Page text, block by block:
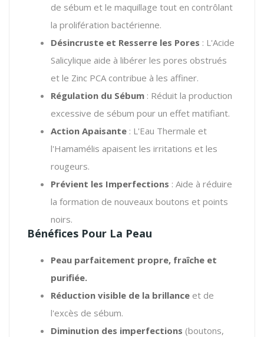
de sébum et le maquillage tout en contrôlant
la prolifération bactérienne.
Désincruste et Resserre les Pores : L'Acide
Salicylique aide à libérer les pores obstrués
et le Zinc PCA contribue à les affiner.
Régulation du Sébum : Réduit la production
excessive de sébum pour un effet matifiant.
Action Apaisante : L'Eau Thermale et
l'Hamamélis apaisent les irritations et les
rougeurs.
Prévient les Imperfections : Aide à réduire
la formation de nouveaux boutons et points
noirs.
Bénéfices Pour La Peau
Peau parfaitement propre, fraîche et
purifiée.
Réduction visible de la brillance et de
l'excès de sébum.
Diminution des imperfections (boutons,